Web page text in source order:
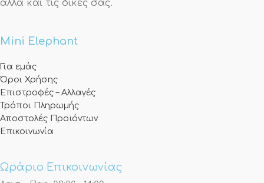
αλλά και τις δικές σας.
Mini Elephant
Για εμάς
Όροι Χρήσης
Επιστροφές – Αλλαγές
Τρόποι Πληρωμής
Αποστολές Προϊόντων
Επικοινωνία
Ωράριο Επικοινωνίας